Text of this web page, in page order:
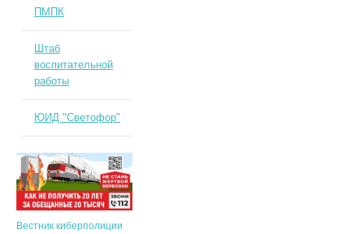
ПМПК
Штаб
воспитательной
работы
ЮИД "Светофор"
Вестник киберполиции